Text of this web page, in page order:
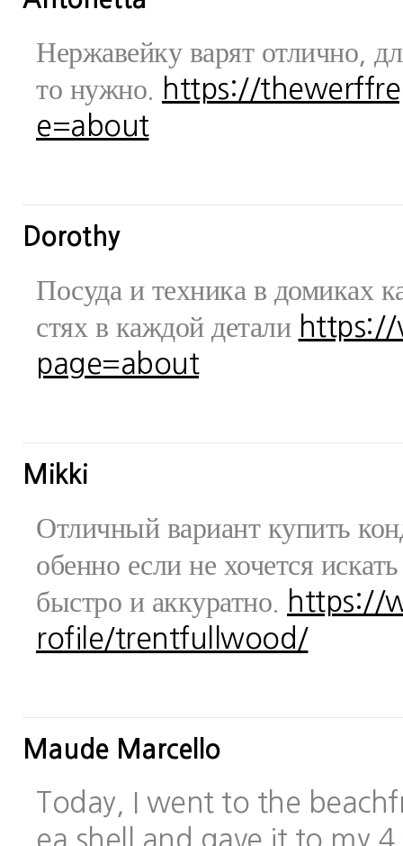
Нержавейку варят отлично,
то нужно.
https://
e=about
Dorothy
Посуда и техника в домиках
стях в каждой детали https://
page=about
Mikki
Отличный вариант купить
обенно если не хочется
быстро и аккуратно.
https://
rofile/trentfullwood/
Maude Marcello
Today, I went to the
ea shell and gave it to my